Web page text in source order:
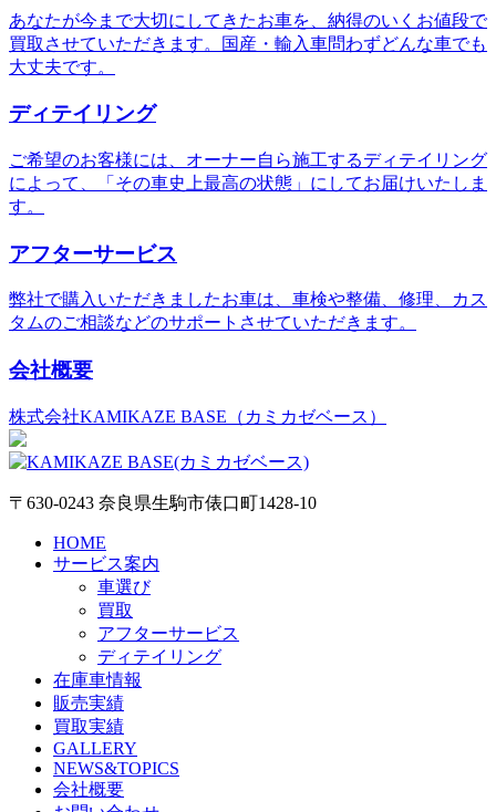
あなたが今まで大切にしてきたお車を、納得のいくお値段で
買取させていただきます。国産・輸入車問わずどんな車でも
大丈夫です。
ディテイリング
ご希望のお客様には、オーナー自ら施工するディテイリング
によって、「その車史上最高の状態」にしてお届けいたしま
す。
アフターサービス
弊社で購入いただきましたお車は、車検や整備、修理、カス
タムのご相談などのサポートさせていただきます。
会社概要
株式会社KAMIKAZE BASE（カミカゼベース）
〒630-0243 奈良県生駒市俵口町1428-10
HOME
サービス案内
車選び
買取
アフターサービス
ディテイリング
在庫車情報
販売実績
買取実績
GALLERY
NEWS&TOPICS
会社概要